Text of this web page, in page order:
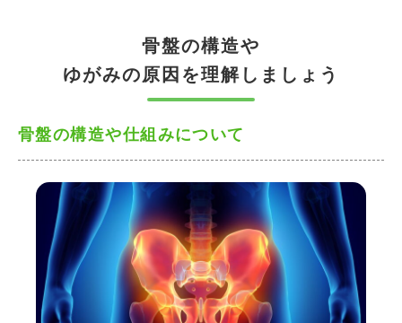
骨盤の構造や
ゆがみの原因を理解しましょう
骨盤の構造や仕組みについて